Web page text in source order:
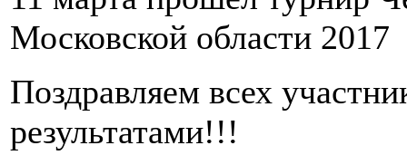
Московской области 2017
Поздравляем всех
результатами!!!